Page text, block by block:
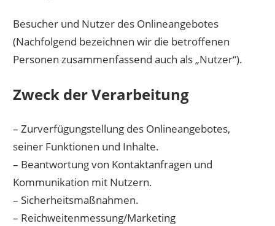
Besucher und Nutzer des Onlineangebotes
(Nachfolgend bezeichnen wir die betroffenen
Personen zusammenfassend auch als „Nutzer“).
Zweck der Verarbeitung
– Zurverfügungstellung des Onlineangebotes,
seiner Funktionen und Inhalte.
– Beantwortung von Kontaktanfragen und
Kommunikation mit Nutzern.
– Sicherheitsmaßnahmen.
– Reichweitenmessung/Marketing